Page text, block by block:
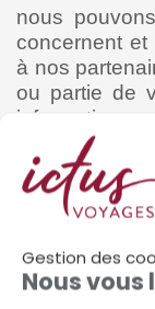
Gestion des
Nous vous
nous
concernent
à nos
ou partie de
informations
cookies.
utilisées que
4.9. Nous
vous
certaines de
Données